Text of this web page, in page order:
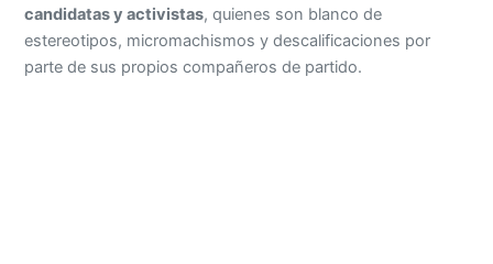
candidatas y activistas, quienes son blanco de
estereotipos, micromachismos y descalificaciones por
parte de sus propios compañeros de partido.